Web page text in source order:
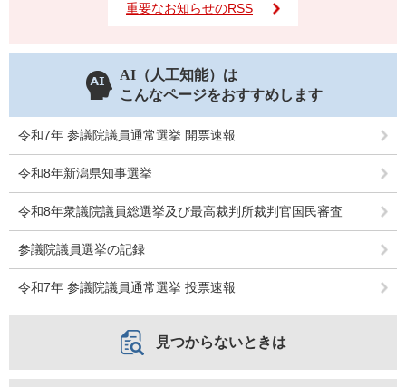
重要なお知らせのRSS
AI（人工知能）は
こんなページをおすすめします
令和7年 参議院議員通常選挙 開票速報
令和8年新潟県知事選挙
令和8年衆議院議員総選挙及び最高裁判所裁判官国民審査
参議院議員選挙の記録
令和7年 参議院議員通常選挙 投票速報
見つからないときは